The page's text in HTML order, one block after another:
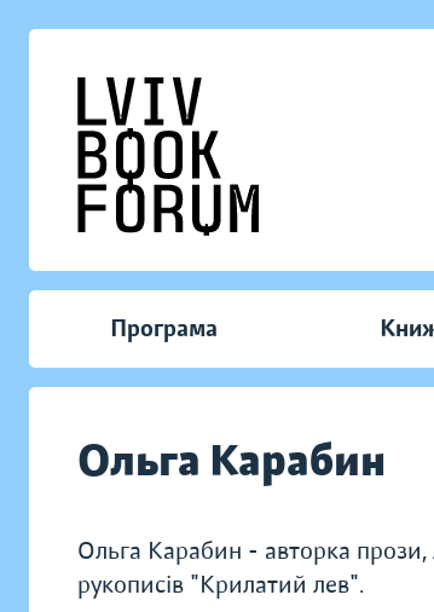
Програма
Ольга Карабин
Ольга Карабин - авторка прози,
рукописів "Крилатий лев".